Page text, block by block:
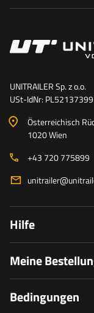
UNITRAILER Sp. z o.o.
USt-IdNr:
Österreichisch
1020 Wien
+43 720 775899
Hilfe
Meine
Bedingungen